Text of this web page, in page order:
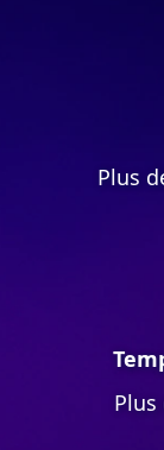
Plus